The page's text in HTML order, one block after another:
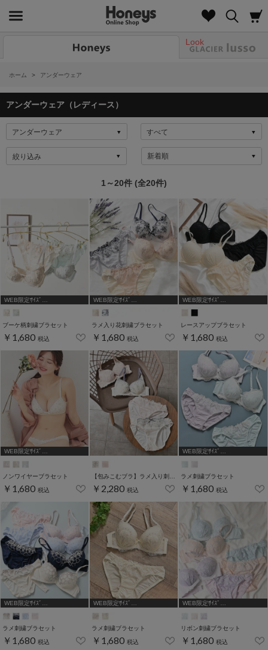
Look
ホーム > アンダーウェア
アンダーウェア（レディース）
絞り込み
1～20件 (全20件)
WEB限定ｻｲｽﾞ
ブーケ柄刺繍ブラセット
￥1,680 税込
WEB限定ｻｲｽﾞ
ラメ入り花刺繍ブラセット
￥1,680 税込
WEB限定ｻｲｽﾞ
レースアップブラセット
￥1,680 税込
WEB限定ｻｲｽﾞ
ノンワイヤーブラセット
￥1,680 税込 ￥2,280 税込
WEB限定ｻｲｽﾞ
ラメ刺繍ブラセット
￥1,680 税込
WEB限定ｻｲｽﾞ
ラメ刺繍ブラセット
￥1,680 税込
WEB限定ｻｲｽﾞ
ラメ刺繍ブラセット
￥1,680 税込
WEB限定ｻｲｽﾞ
リボン刺繍ブラセット
￥1,680 税込